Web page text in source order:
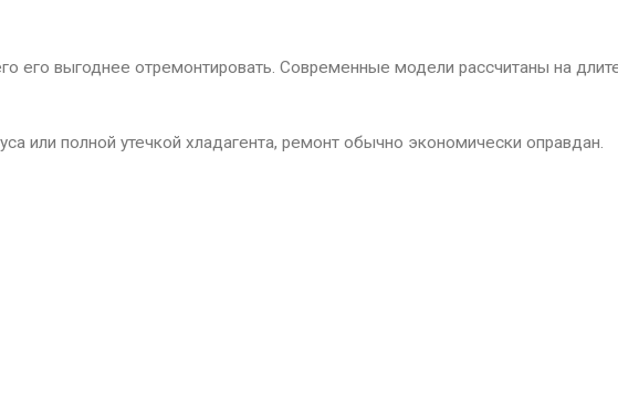
его выгоднее отремонтировать. Современные модели рассчитаны на
или полной утечкой хладагента, ремонт обычно экономически оправдан.